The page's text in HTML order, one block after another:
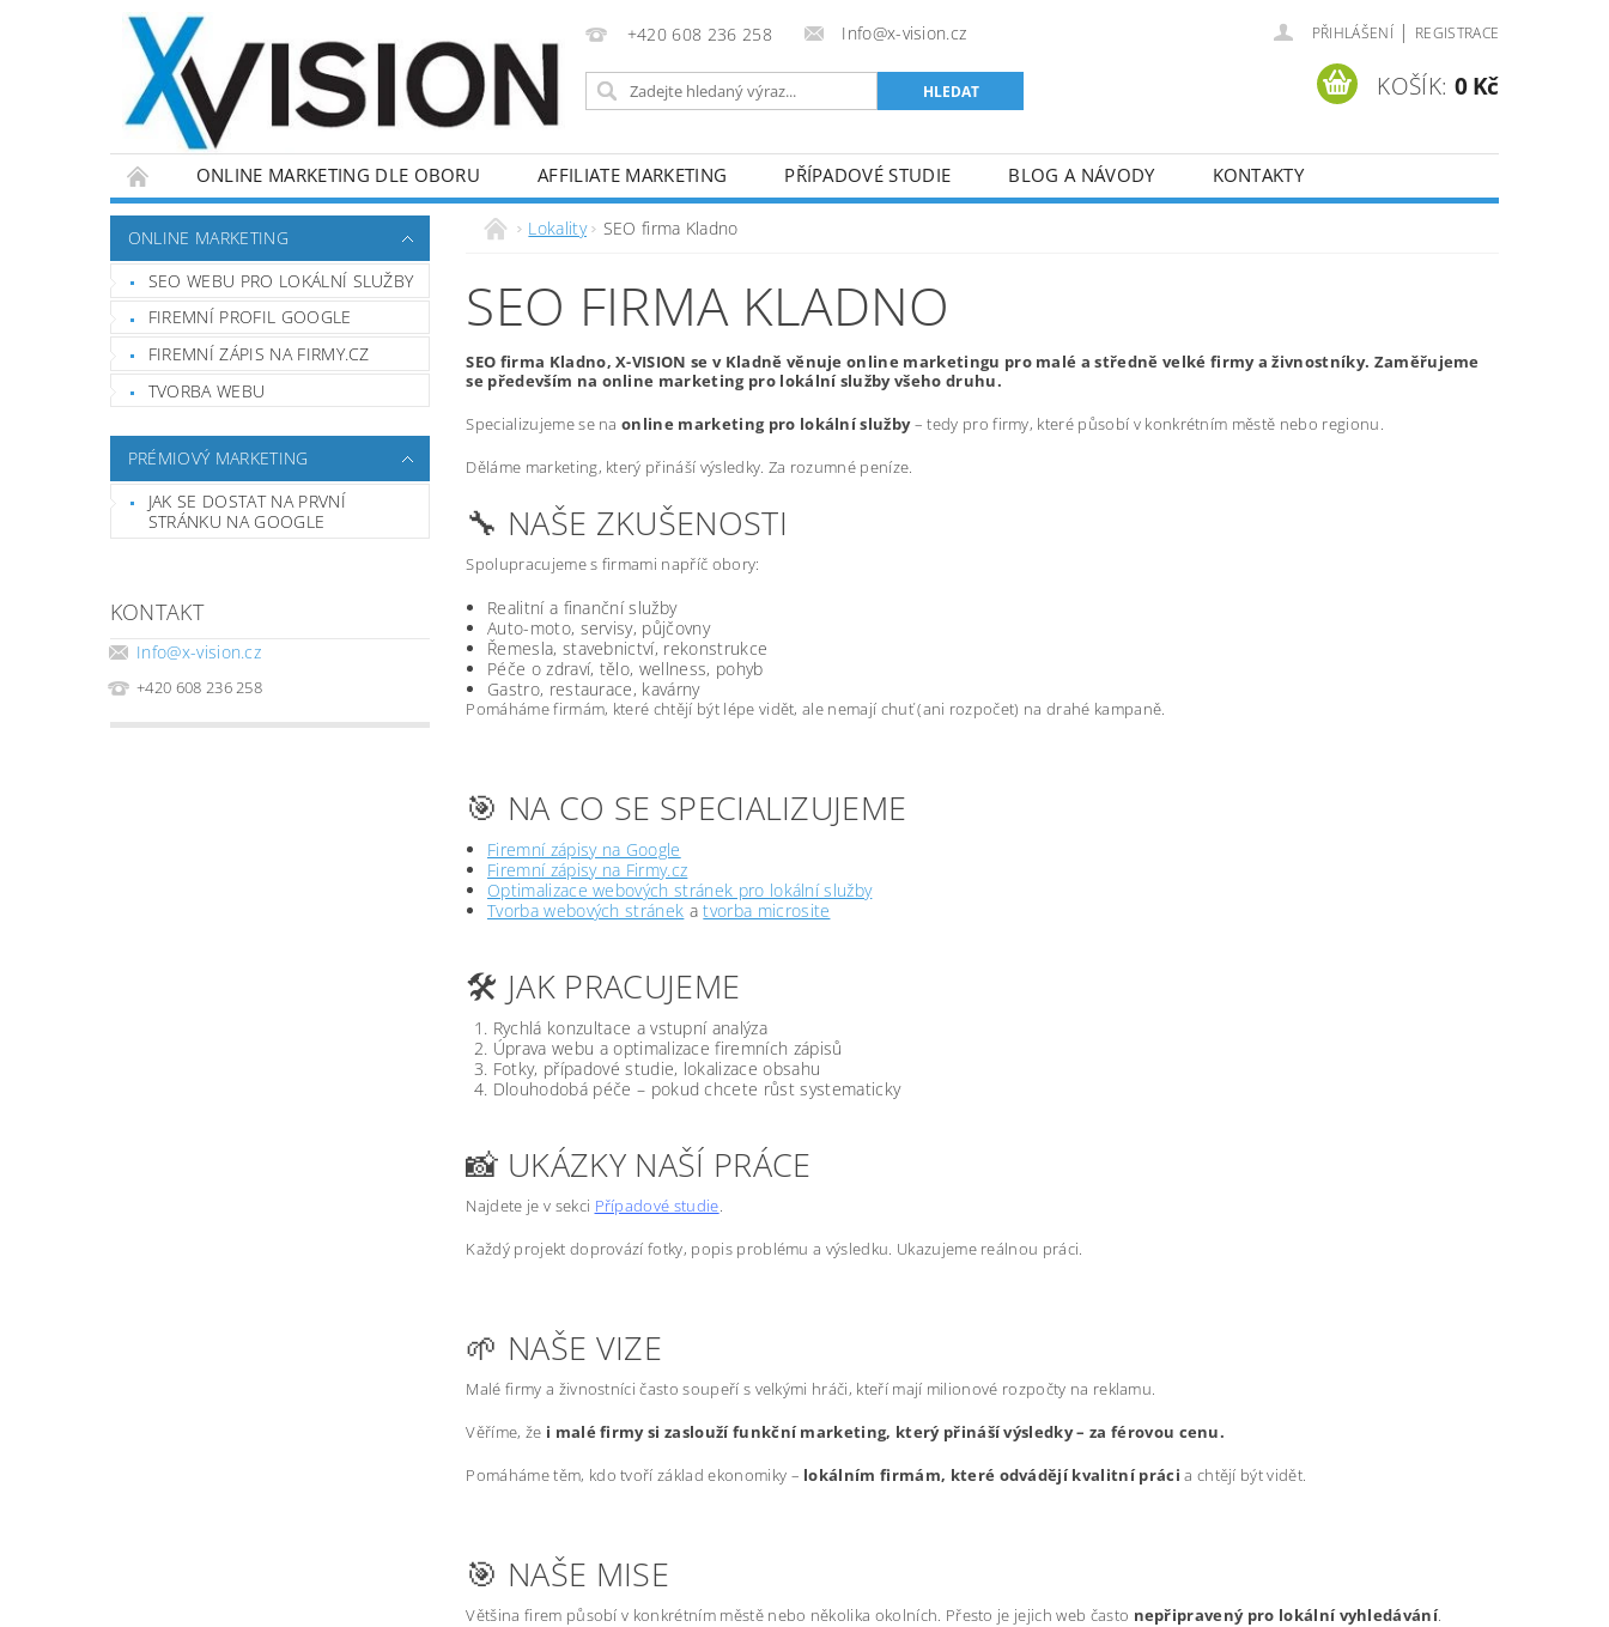
+420 608 236 258 Info@x-vision.cz PŘIHLÁŠENÍ | REGISTRACE
KOŠÍK: 0 Kč
ONLINE MARKETING DLE OBORU AFFILIATE MARKETING PŘÍPADOVÉ STUDIE BLOG A NÁVODY KONTAKTY
ONLINE MARKETING
SEO WEBU PRO LOKÁLNÍ SLUŽBY
FIREMNÍ PROFIL GOOGLE
FIREMNÍ ZÁPIS NA FIRMY.CZ
TVORBA WEBU
PRÉMIOVÝ MARKETING
JAK SE DOSTAT NA PRVNÍ
STRÁNKU NA GOOGLE
KONTAKT
Info@x-vision.cz
+420 608 236 258
Lokality SEO firma Kladno
SEO FIRMA KLADNO
SEO firma Kladno, X-VISION se v Kladně věnuje online marketingu pro malé a středně velké firmy a živnostníky. Zaměřujeme
se především na online marketing pro lokální služby všeho druhu.
Specializujeme se naonline marketing pro lokální služby– tedy pro firmy, které působí v konkrétním městě nebo regionu.
Děláme marketing, který přináší výsledky. Za rozumné peníze.
🔧 NAŠE ZKUŠENOSTI
Spolupracujeme s firmami napříč obory:
Realitní a finanční služby
Auto-moto, servisy, půjčovny
Řemesla, stavebnictví, rekonstrukce
Péče o zdraví, tělo, wellness, pohyb
Gastro, restaurace, kavárny
Pomáháme firmám, které chtějí být lépe vidět, ale nemají chuť (ani rozpočet) na drahé kampaně.
🎯 NA CO SE SPECIALIZUJEME
Firemní zápisy na Google
Firemní zápisy na Firmy.cz
Optimalizace webových stránek pro lokální služby
Tvorba webových stránek atvorba microsite
🛠️ JAK PRACUJEME
Rychlá konzultace a vstupní analýza
Úprava webu a optimalizace firemních zápisů
Fotky, případové studie, lokalizace obsahu
Dlouhodobá péče – pokud chcete růst systematicky
📸 UKÁZKY NAŠÍ PRÁCE
Najdete je v sekci Případové studie.
Každý projekt doprovází fotky, popis problému a výsledku. Ukazujeme reálnou práci.
🌱 NAŠE VIZE
Malé firmy a živnostníci často soupeří s velkými hráči, kteří mají milionové rozpočty na reklamu.
Věříme, že i malé firmy si zaslouží funkční marketing, který přináší výsledky – za férovou cenu.
Pomáháme těm, kdo tvoří základ ekonomiky – lokálním firmám, které odvádějí kvalitní práci a chtějí být vidět.
🎯 NAŠE MISE
Většina firem působí v konkrétním městě nebo několika okolních. Přesto je jejich web často nepřipravený pro lokální vyhledávání.